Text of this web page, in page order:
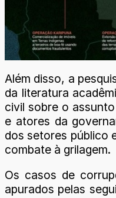
Além disso, a
da literatura
civil sobre o
e atores da
dos setores público
combate à grilagem.
Os casos de
apurados pelas